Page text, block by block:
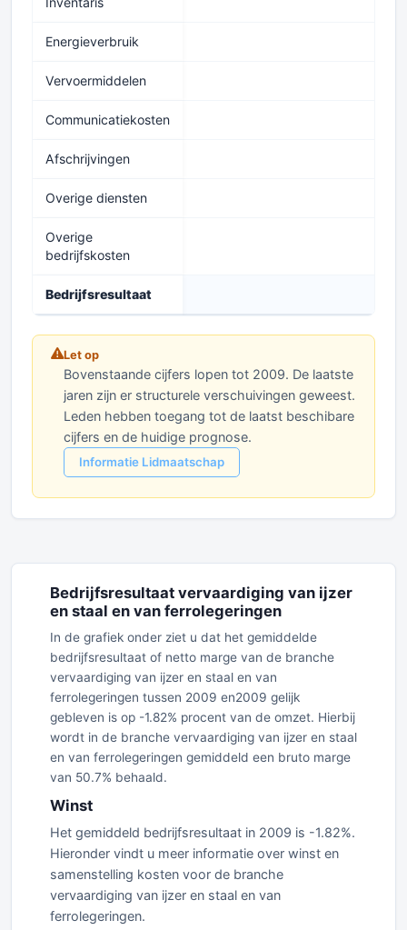
Energieverbruik
Vervoermiddelen
Communicatiekosten
Afschrijvingen
Overige diensten
Overige
bedrijfskosten
Bedrijfsresultaat
Let op
Bovenstaande cijfers lopen tot 2009. De laatste
jaren zijn er structurele verschuivingen geweest.
Leden hebben toegang tot de laatst beschibare
cijfers en de huidige prognose.
Informatie Lidmaatschap
Bedrijfsresultaat vervaardiging van ijzer
en staal en van ferrolegeringen
In de grafiek onder ziet u dat het gemiddelde
bedrijfsresultaat of netto marge van de branche
vervaardiging van ijzer en staal en van
ferrolegeringen tussen 2009 en2009 gelijk
gebleven is op -1.82% procent van de omzet. Hierbij
wordt in de branche vervaardiging van ijzer en staal
en van ferrolegeringen gemiddeld een bruto marge
van 50.7% behaald.
Winst
Het gemiddeld bedrijfsresultaat in 2009 is -1.82%.
Hieronder vindt u meer informatie over winst en
samenstelling kosten voor de branche
vervaardiging van ijzer en staal en van
ferrolegeringen.